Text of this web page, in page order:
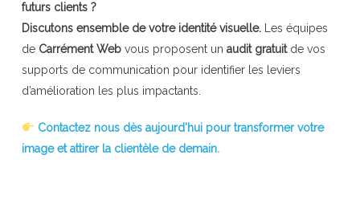
futurs clients ?
Discutons ensemble de votre identité visuelle.Les équipes
de Carrément Webvous proposent un audit gratuitde vos
supports de communication pour identifier les leviers
d’amélioration les plus impactants.
Contactez nous dès aujourd’hui pour transformer votre
image et attirer la clientèle de demain.